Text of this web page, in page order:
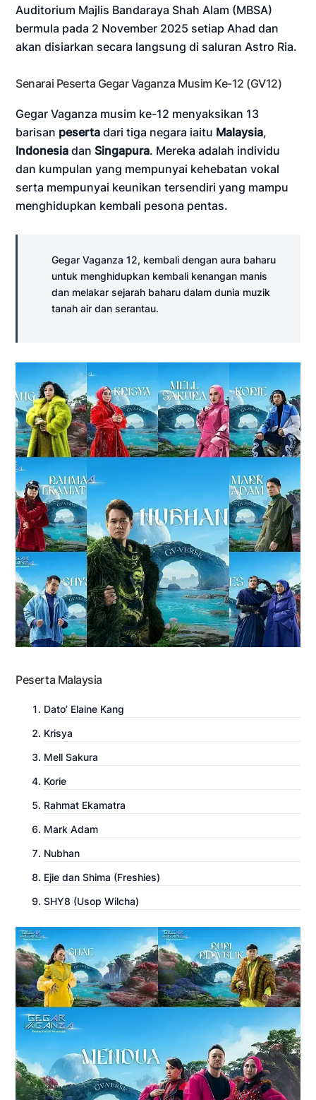
Auditorium Majlis Bandaraya Shah Alam (MBSA)
bermula pada 2 November 2025 setiap Ahad dan
akan disiarkan secara langsung di saluran Astro Ria.
Senarai Peserta Gegar Vaganza Musim Ke-12 (GV12)
Gegar Vaganza musim ke-12 menyaksikan 13
barisan peserta dari tiga negara iaitu Malaysia,
Indonesia danSingapura. Mereka adalah individu
dan kumpulan yang mempunyai kehebatan vokal
serta mempunyai keunikan tersendiri yang mampu
menghidupkan kembali pesona pentas.
Gegar Vaganza 12, kembali dengan aura baharu
untuk menghidupkan kembali kenangan manis
dan melakar sejarah baharu dalam dunia muzik
tanah air dan serantau.
Peserta Malaysia
Dato’ Elaine Kang
Krisya
Mell Sakura
Korie
Rahmat Ekamatra
Mark Adam
Nubhan
Ejie dan Shima (Freshies)
SHY8 (Usop Wilcha)